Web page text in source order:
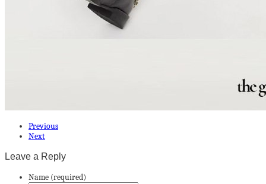
Previous
Next
Leave a Reply
Name (required)